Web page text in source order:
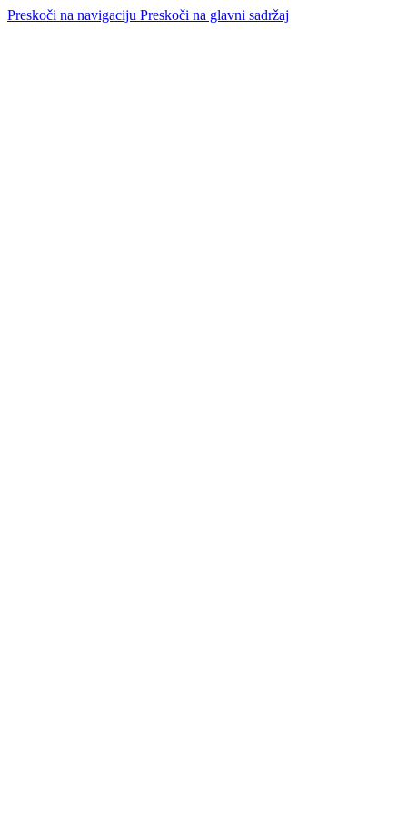
Preskoči na navigaciju Preskoči na glavni sadržaj